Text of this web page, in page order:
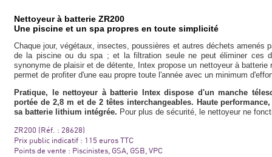
Nettoyeur à batterie ZR200
Une piscine et un spa propres en toute simplicité
Chaque jour, végétaux, insectes, poussières et autres déchets amenés
de la piscine ou du spa ; et la filtration seule ne peut éliminer ces
synonyme de plaisir et de détente, Intex propose un nettoyeur à
permet de profiter d'une eau propre toute l'année avec un minimum
Pratique, le nettoyeur à batterie Intex dispose d'un manche
portée de 2,8 m et de 2 têtes interchangeables. Haute
sa batterie lithium intégrée. Pour plus de sécurité, le nettoyeur ne
ZR200 (Réf. : 28628)
Prix public indicatif : 115 euros TTC
Points de vente : Piscinistes, GSA, GSB, VPC